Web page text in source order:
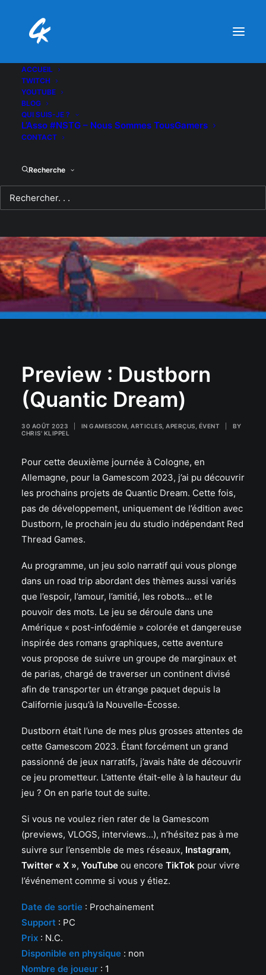
ACCUEIL
TWITCH
YOUTUBE
BLOG
QUI SUIS-JE ?
L’Asso #NSTG – Nous Sommes TousGamers
CONTACT
Recherche
Preview : Dustborn
(Quantic Dream)
30 AOÛT 2023 IN GAMESCOM ARTICLES APERÇUS ÉVENT
BY
CHRIS' KLIPPEL
Pour cette deuxième journée à Cologne, en
Allemagne, pour la Gamescom 2023, j’ai pu découvrir
les prochains projets de Quantic Dream. Cette fois,
pas de développement, uniquement de l’édition avec
Dustborn, le prochain jeu du studio indépendant Red
Thread Games.
Au programme, un jeu solo narratif qui vous plonge
dans un road trip abordant des thèmes aussi variés
que l’espoir, l’amour, l’amitié, les robots… et le
pouvoir des mots. Le jeu se déroule dans une
Amérique « post-infodémie » colorée et dangereuse
inspirée des romans graphiques, cette aventure
vous propose de suivre un groupe de marginaux et
de parias, chargé de traverser un continent divisé
afin de transporter un étrange paquet depuis la
Californie jusqu’à la Nouvelle-Écosse.
Dustborn était l’une de mes plus grosses attentes de
cette Gamescom 2023. Étant forcément un grand
passionné de jeux narratifs, j’avais hâte de découvrir
ce jeu prometteur. L’attente était-elle à la hauteur du
jeu ? On en parle tout de suite.
Si vous ne voulez rien rater de la Gamescom
(previews, VLOGS, interviews…), n’hésitez pas à me
suivre sur l’ensemble de mes réseaux, Instagram,
Twitter « X », YouTube ou encore TikTok pour vivre
l’événement comme si vous y étiez.
Date de sortie : Prochainement
Support : PC
Prix : N.C.
Disponible en physique : non
Nombre de joueur : 1